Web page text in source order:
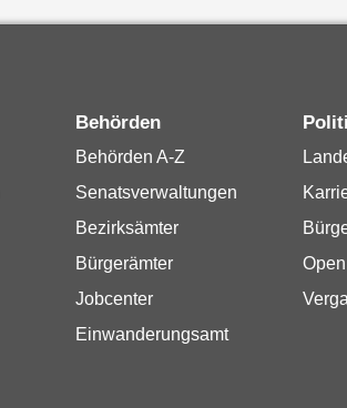
Behörden
Behörden A-Z
Senatsverwaltungen
Bezirksämter
Bürgerämter
Jobcenter
Einwanderungsamt